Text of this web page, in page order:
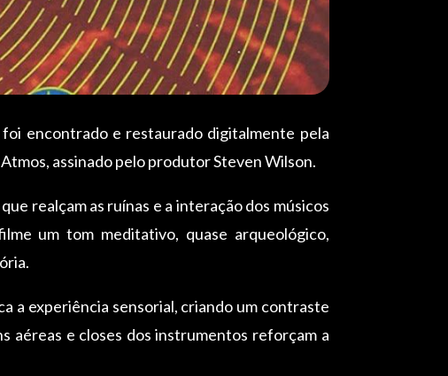
encontrado e restaurado digitalmente pela
assinado pelo produtor Steven Wilson.
realçam as ruínas e a interação dos músicos
um tom meditativo, quase arqueológico,
a experiência sensorial, criando um contraste
aéreas e closes dos instrumentos reforçam a